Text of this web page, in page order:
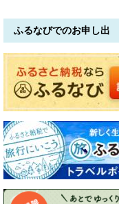
ふるなびでのお申し出